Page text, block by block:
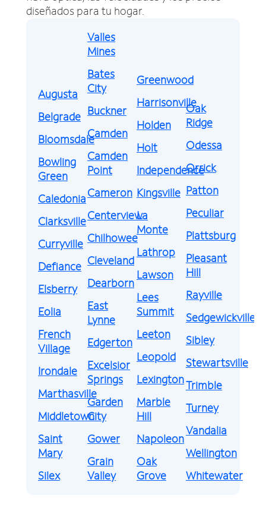
diseñados para tu hogar.
Augusta
Belgrade
Bloomsdale
Bowling
Green
Caledonia
Clarksville
Curryville
Defiance
Elsberry
Eolia
French
Village
Irondale
Marthasville
Middletown
Saint
Mary
Silex
Valles
Mines
Bates
City
Buckner
Camden
Camden
Point
Cameron
Centerview
Chilhowee
Cleveland
Dearborn
East
Lynne
Edgerton
Excelsior
Springs
Garden
City
Gower
Grain
Valley
Greenwood
Harrisonville
Holden
Holt
Independence
Kingsville
La
Monte
Lathrop
Lawson
Lees
Summit
Leeton
Leopold
Lexington
Marble
Hill
Napoleon
Oak
Grove
Oak
Ridge
Odessa
Orrick
Patton
Peculiar
Plattsburg
Pleasant
Hill
Rayville
Sedgewickville
Sibley
Stewartsville
Trimble
Turney
Vandalia
Wellington
Whitewater